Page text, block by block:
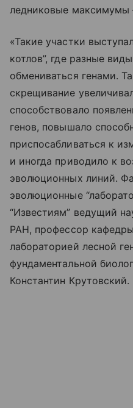
ледниковые
«Такие участки
котлов”, где разные
обмениваться генами.
скрещивание
способствовало
генов, повышало
приспосабливаться к
и иногда приводило к
эволюционных линий.
эволюционные
“Известиям” ведущий
РАН, профессор
лабораторией лесной
фундаментальной
Константин Крутовский.